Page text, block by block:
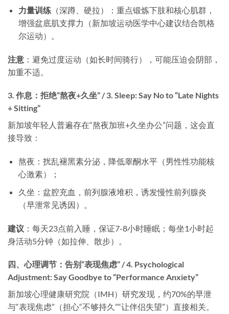
力量训练​（深蹲、硬拉）：重点锻炼下肢和核心肌群，
增强盆底肌支撑力（新加坡运动医学中心建议结合凯格
尔运动）。
注意 ​：避免过度运动（如长时间骑行），可能压迫会阴部，
加重不适。
3. 作息：拒绝“熬夜+久坐” / 3. Sleep: Say No to “Late Nights
+ Sitting”
新加坡年轻人普遍存在“熬夜加班+久坐办公”问题，这会直
接导致：
熬夜：扰乱褪黑素分泌，降低睾酮水平（男性性功能核
心激素）；
久坐：盆腔充血，前列腺液堆积，诱发慢性前列腺炎
（早泄常见诱因）。
建议 ​：每天23点前入睡，保证7-8小时睡眠；每坐1小时起
身活动5分钟（如拉伸、散步）。
四、心理调节：告别“表现焦虑” / 4. Psychological
Adjustment: Say Goodbye to “Performance Anxiety”
新加坡心理健康研究院（IMH）研究发现，约70%的早泄
与“表现焦虑”（担心“不够持久”“让伴侣失望”）直接相关。